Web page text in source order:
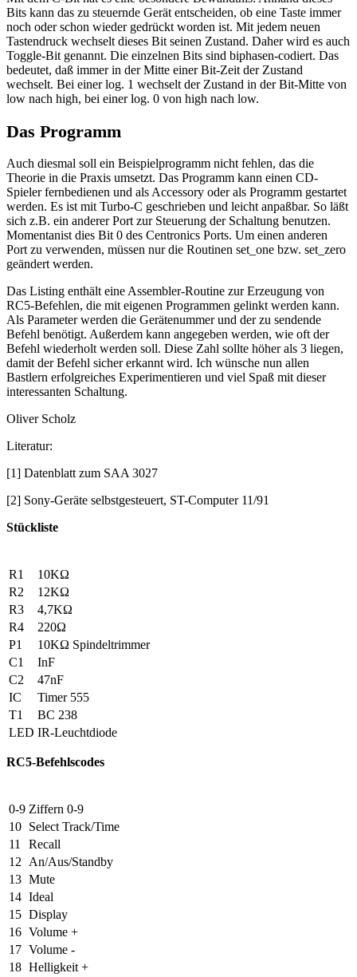
Bits kann das zu steuernde Gerät entscheiden, ob eine Taste immer
noch oder schon wieder gedrückt worden ist. Mit jedem neuen
Tastendruck wechselt dieses Bit seinen Zustand. Daher wird es auch
Toggle-Bit genannt. Die einzelnen Bits sind biphasen-codiert. Das
bedeutet, daß immer in der Mitte einer Bit-Zeit der Zustand
wechselt. Bei einer log. 1 wechselt der Zustand in der Bit-Mitte von
low nach high, bei einer log. 0 von high nach low.
Das Programm
Auch diesmal soll ein Beispielprogramm nicht fehlen, das die
Theorie in die Praxis umsetzt. Das Programm kann einen CD-
Spieler fernbedienen und als Accessory oder als Programm gestartet
werden. Es ist mit Turbo-C geschrieben und leicht anpaßbar. So läßt
sich z.B. ein anderer Port zur Steuerung der Schaltung benutzen.
Momentanist dies Bit 0 des Centronics Ports. Um einen anderen
Port zu verwenden, müssen nur die Routinen set_one bzw. set_zero
geändert werden.
Das Listing enthält eine Assembler-Routine zur Erzeugung von
RC5-Befehlen, die mit eigenen Programmen gelinkt werden kann.
Als Parameter werden die Gerätenummer und der zu sendende
Befehl benötigt. Außerdem kann angegeben werden, wie oft der
Befehl wiederholt werden soll. Diese Zahl sollte höher als 3 liegen,
damit der Befehl sicher erkannt wird. Ich wünsche nun allen
Bastlern erfolgreiches Experimentieren und viel Spaß mit dieser
interessanten Schaltung.
Oliver Scholz
Literatur:
[1] Datenblatt zum SAA 3027
[2] Sony-Geräte selbstgesteuert, ST-Computer 11/91
Stückliste
R1
10KΩ
R2
12KΩ
R3
4,7KΩ
R4
220Ω
P1
10KΩ Spindeltrimmer
C1
InF
C2
47nF
IC
Timer 555
T1
BC 238
LED IR-Leuchtdiode
RC5-Befehlscodes
0-9 Ziffern 0-9
10 Select Track/Time
11
Recall
12
An/Aus/Standby
13 Mute
14 Ideal
15 Display
16 Volume +
17 Volume -
18 Helligkeit +